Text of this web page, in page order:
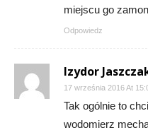
miejscu go
Odpowiedz
Izydor
17 września 2016 At
Tak ogólnie to
wodomierz